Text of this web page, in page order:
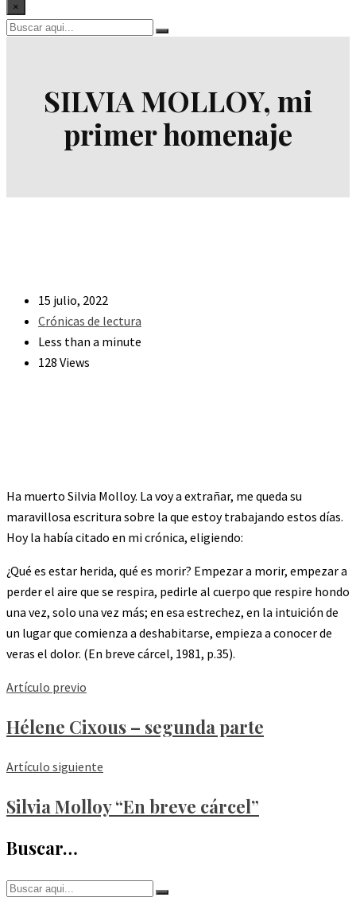
×
SILVIA MOLLOY, mi
primer homenaje
15 julio, 2022
Crónicas de lectura
Less than a minute
128 Views
Ha muerto Silvia Molloy. La voy a extrañar, me queda su
maravillosa escritura sobre la que estoy trabajando estos días.
Hoy la había citado en mi crónica, eligiendo:
¿Qué es estar herida, qué es morir? Empezar a morir, empezar a
perder el aire que se respira, pedirle al cuerpo que respire hondo
una vez, solo una vez más; en esa estrechez, en la intuición de
un lugar que comienza a deshabitarse, empieza a conocer de
veras el dolor. (En breve cárcel, 1981, p.35).
Artículo previo
Hélene Cixous – segunda parte
Artículo siguiente
Silvia Molloy “En breve cárcel”
Buscar…